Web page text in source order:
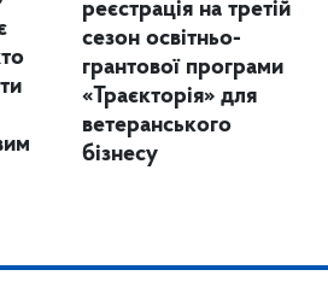
реєстрація на третій
сезон освітньо-
грантової програми
«Траєкторія» для
ветеранського
бізнесу